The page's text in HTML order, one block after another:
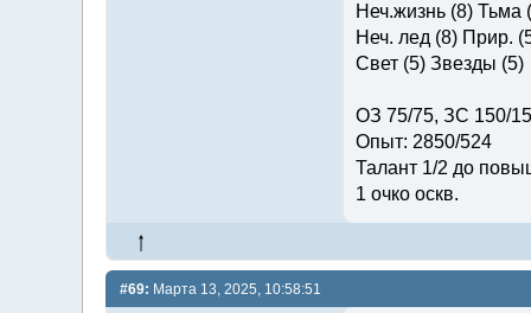
Неч.жизнь (8) Тьма
Неч. лед (8) Прир.
Свет (5) Звезды (5)
ОЗ 75/75, ЗС 150/
Опыт: 2850/524
Талант 1/2 до
1 очко оскв.
#69: Марта 13, 2025, 10:58:51